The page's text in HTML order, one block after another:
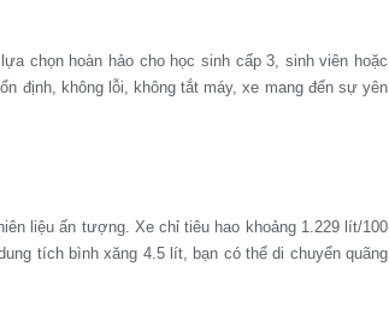
chọn hoàn hảo cho học sinh cấp 3, sinh viên hoặc
định, không lỗi, không tắt máy, xe mang đến sự yên
liệu ấn tượng. Xe chỉ tiêu hao khoảng 1.229 lít/100
tích bình xăng 4.5 lít, bạn có thể di chuyển quãng